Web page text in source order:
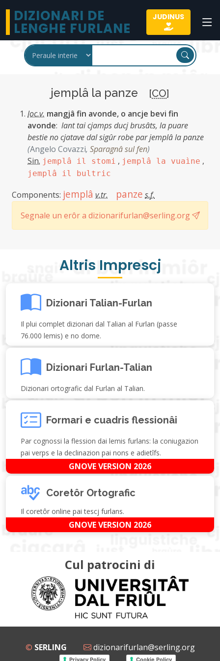
DIZIONARI DE
LENGHE FURLANE
JUDINUS
jemplâ la panze [CO]
loc.v. mangjâ fin avonde, o ancje bevi fin
avonde: lant tai cjamps ducj brusâts, la puare
bestie no cjatave dal sigûr robe par jemplâ la panze
(Angelo Covazzi, Sparagnâ sul fen)
Sin. jemplâ il stomi , jemplâ la vuaìne ,
jemplâ il bultric
Components: jemplâ v.tr. panze s.f.
Segnale un erôr a dizionarifurlan@serling.org
Altris Imprescj
Dizionari Talian-Furlan
Il plui complet dizionari dal Talian al Furlan (passe
76.000 lemis) e no dome.
Dizionari Furlan-Talian
Dizionari ortografic dal Furlan al Talian.
Formari e cuadris flessionâi
Par cognossi la flession dai lemis furlans: la coniugazion
pai verps e la declinazion pai nons e adietîfs.
GNOVE VERSION 2026
Coretôr Ortografic
Il coretôr online pai tescj furlans.
GNOVE VERSION 2026
Cul patrocini di
© SERLING dizionarifurlan@serling.org